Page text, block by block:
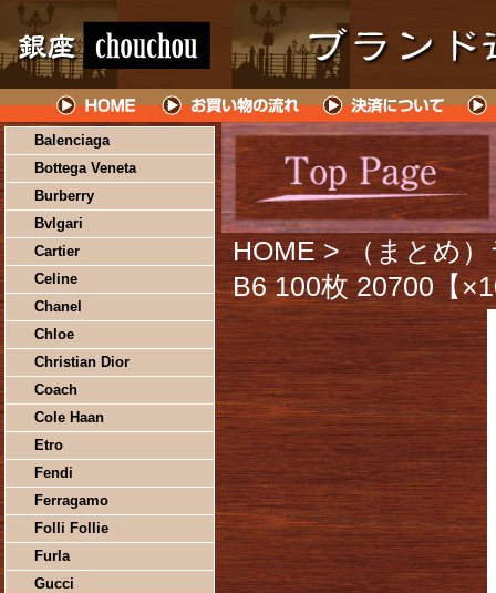
Balenciaga
Bottega Veneta
Burberry
Bvlgari
Cartier
Celine
Chanel
Chloe
Christian Dior
Coach
Cole Haan
Etro
Fendi
Ferragamo
Folli Follie
Furla
Gucci
HOME > （まとめ
B6 100枚 20700【